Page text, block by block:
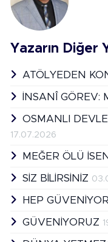
Yazarın Diğer
ATÖLYEDEN
İNSANÎ GÖREV:
OSMANLI
17.07.2026
MEĞER ÖLÜ
SİZ BİLİRSİNİZ
HEP
GÜVENİYORUZ